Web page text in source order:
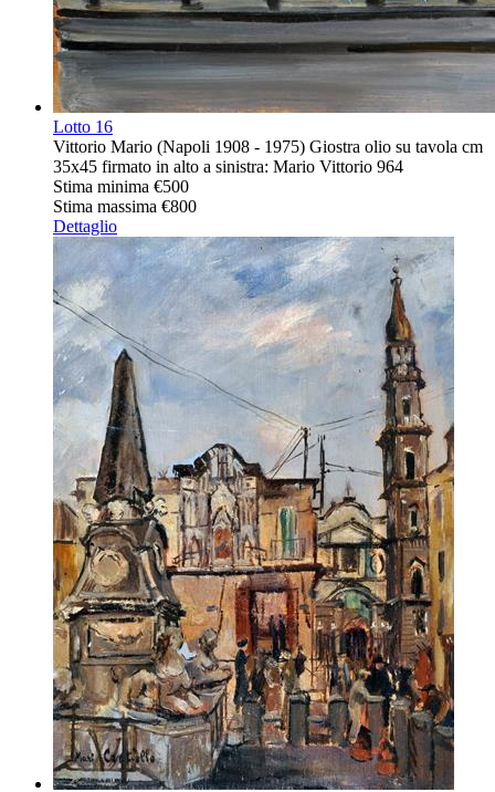
Lotto 16
Vittorio Mario (Napoli 1908 - 1975) Giostra olio su tavola cm
35x45 firmato in alto a sinistra: Mario Vittorio 964
Stima minima €500
Stima massima €800
Dettaglio